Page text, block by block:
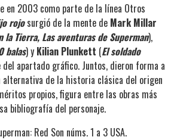
en 2003 como parte de la línea Otros
rojosurgió de la mente de Mark Millar
Tierra, Las aventuras de Superman),
balas) y Kilian Plunkett (El soldado
apartado gráfico. Juntos, dieron forma a
alternativa de la historia clásica del origen
propios, figura entre las obras más
bibliografía del personaje.
Red Son núms. 1 a 3 USA.